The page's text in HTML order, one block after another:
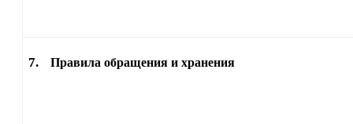
7. Правила обращения и хранения